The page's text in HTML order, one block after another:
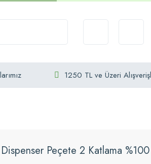
1250 TL ve Üzeri
Peçete 2 Katlama %100